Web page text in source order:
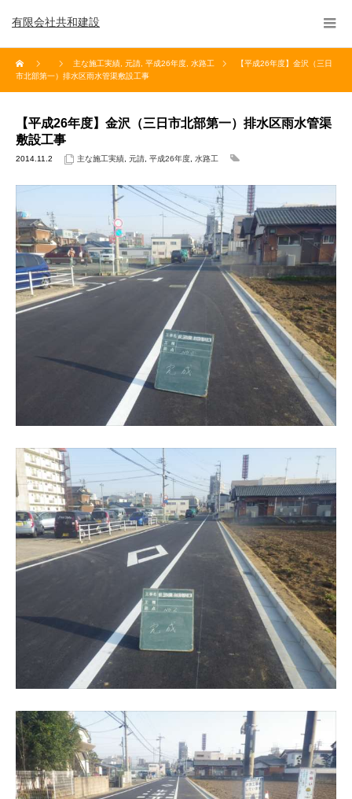
有限会社共和建設
主な施工実績 元請 平成26年度 水路工
【平成26年度】金沢（三日
市北部第一）排水区雨水管渠敷設工事
【平成26年度】金沢（三日市北部第一）排水区雨水管渠
敷設工事
2014.11.2 主な施工実績 元請 平成26年度 水路工